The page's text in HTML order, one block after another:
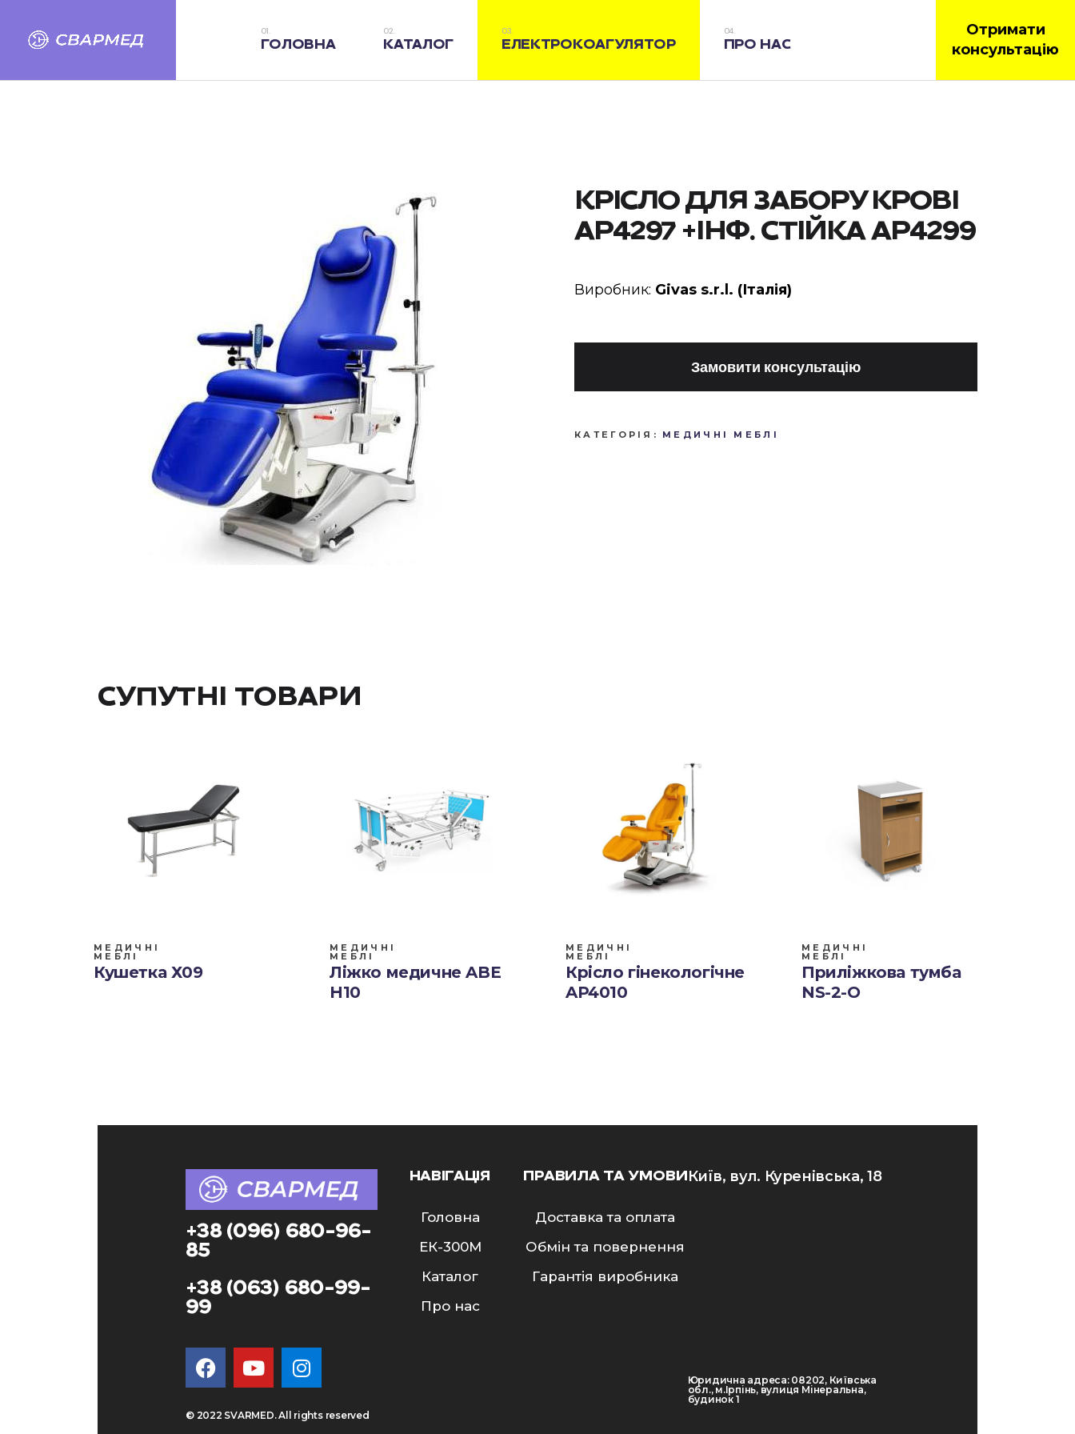
ГОЛОВНА КАТАЛОГ ЕЛЕКТРОКОАГУЛЯТОР ПРО НАС
Отримати
консультацію
КРІСЛО ДЛЯ ЗАБОРУ КРОВІ
AP4297 +ІНФ. СТІЙКА АР4299
Виробник: Givas s.r.l. (Італія)
Замовити консультацію
КАТЕГОРІЯ: МЕДИЧНІ МЕБЛІ
СУПУТНІ ТОВАРИ
МЕДИЧНІ
МЕБЛІ
Кушетка Х09
МЕДИЧНІ
МЕБЛІ
Ліжко медичне ABE
H10
МЕДИЧНІ
МЕБЛІ
Крісло гінекологічне
AP4010
МЕДИЧНІ
МЕБЛІ
Приліжкова тумба
NS-2-О
+38 (096) 680-96-
85
+38 (063) 680-99-
99
© 2022 SVARMED. All rights reserved
НАВІГАЦІЯ
Головна
ЕК-300M
Каталог
Про нас
ПРАВИЛА ТА УМОВИ
Доставка та оплата
Обмін та повернення
Гарантія виробника
Київ, вул. Куренівська, 18
Юридична адреса: 08202, Київська
обл., м.Ірпінь, вулиця Мінеральна,
будинок 1